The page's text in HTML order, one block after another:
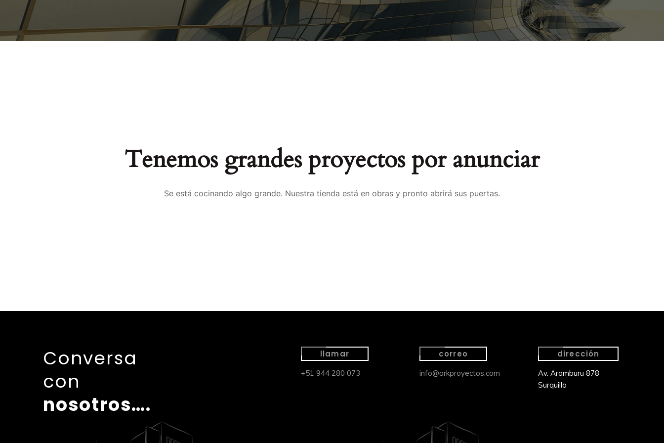
Tenemos grandes proyectos por anunciar
Se está cocinando algo grande. Nuestra tienda está en obras y pronto abrirá sus puertas.
Conversa
con
nosotros….
llamar
+51 944 280 073
correo
info@arkproyectos.com
dirección
Av. Aramburu 878
Surquillo